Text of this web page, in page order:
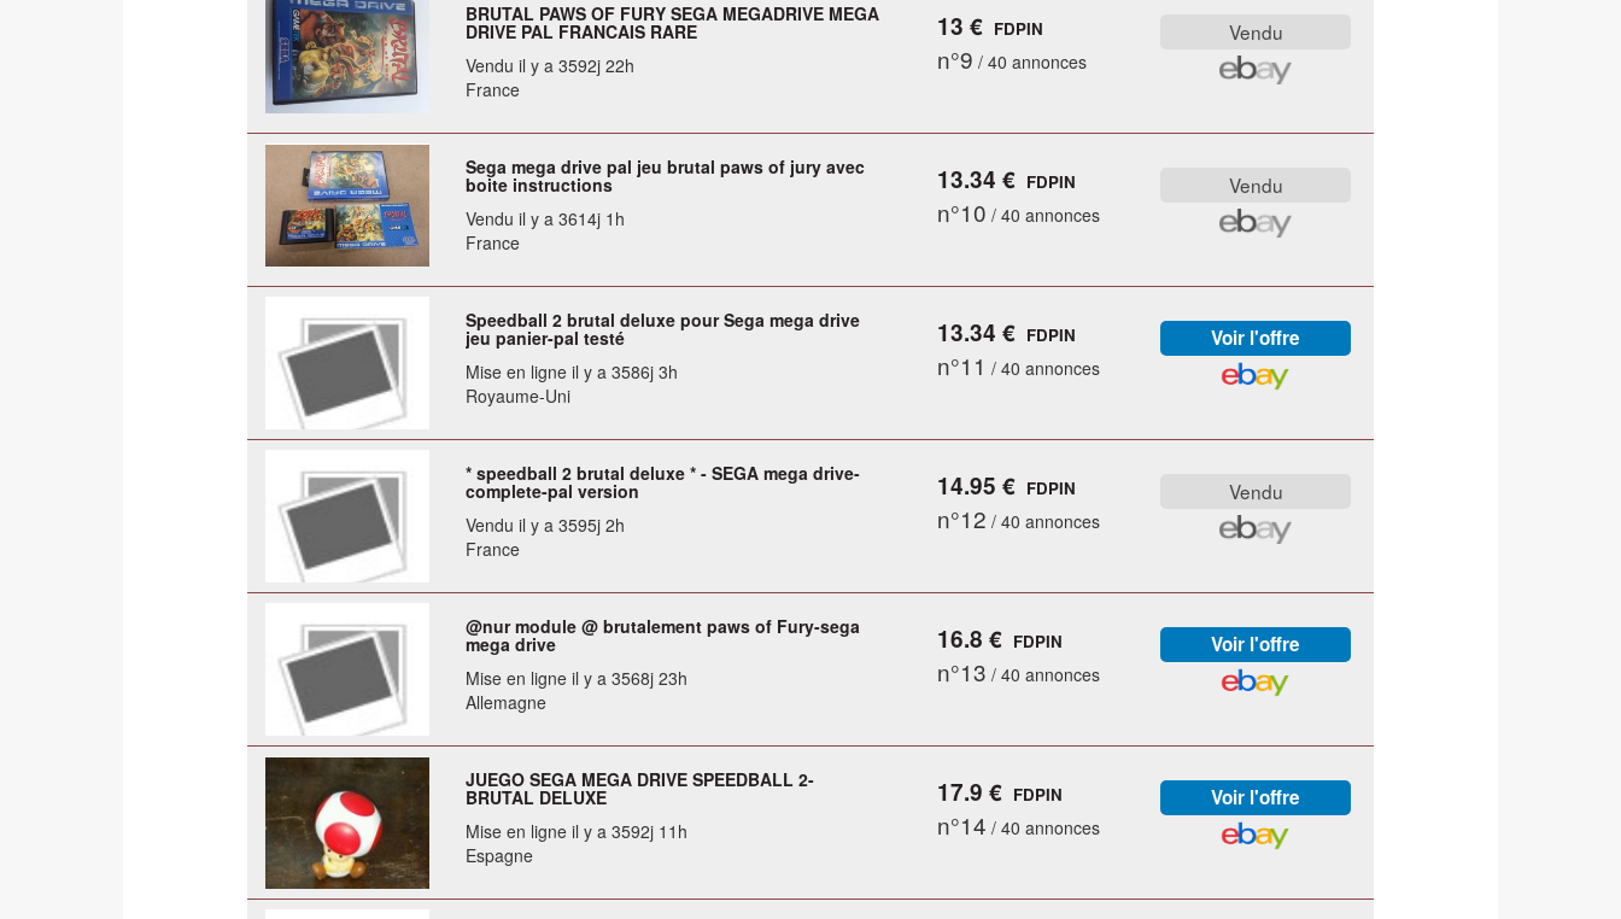
BRUTAL PAWS OF FURY SEGA MEGADRIVE MEGA
DRIVE PAL FRANCAIS RARE
Vendu il y a 3592j 22h
France
13 € FDPIN
n°9 / 40 annonces
Sega mega drive pal jeu brutal paws of jury avec
boite instructions
Vendu il y a 3614j 1h
France
13.34 € FDPIN
n°10 / 40 annonces
Speedball 2 brutal deluxe pour Sega mega drive
jeu panier-pal testé
Mise en ligne il y a 3586j 3h
Royaume-Uni
13.34 € FDPIN
n°11 / 40 annonces
* speedball 2 brutal deluxe * - SEGA mega drive-
complete-pal version
Vendu il y a 3595j 2h
France
14.95 € FDPIN
n°12 / 40 annonces
@nur module @ brutalement paws of Fury-sega
mega drive
Mise en ligne il y a 3568j 23h
Allemagne
16.8 € FDPIN
n°13 / 40 annonces
JUEGO SEGA MEGA DRIVE SPEEDBALL 2-
BRUTAL DELUXE
Mise en ligne il y a 3592j 11h
Espagne
17.9 € FDPIN
n°14 / 40 annonces